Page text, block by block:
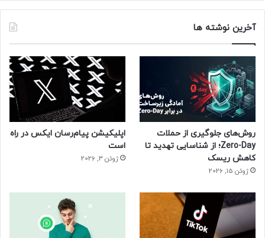
آخرین نوشته ها
روش‌های جلوگیری از حملات
Zero-Day؛ از شناسایی تهدید تا
کاهش ریسک
ژوئن 15, 2026
اپلیکیشن پیام‌رسان ایکس در راه
است
ژوئن 3, 2026